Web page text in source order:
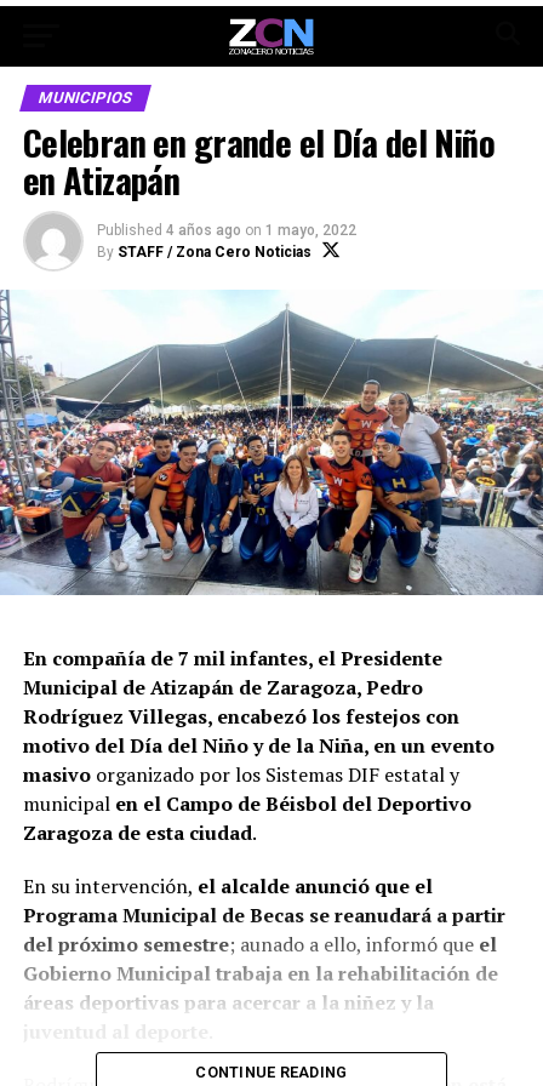
MUNICIPIOS
Celebran en grande el Día del Niño
en Atizapán
Published 4 años ago on 1 mayo, 2022
By STAFF / Zona Cero Noticias
En compañía de 7 mil infantes, el Presidente
Municipal de Atizapán de Zaragoza, Pedro
Rodríguez Villegas, encabezó los festejos con
motivo del Día del Niño y de la Niña, en un evento
masivoorganizado por los Sistemas DIF estatal y
municipalen el Campo de Béisbol del Deportivo
Zaragoza de esta ciudad.
En su intervención, el alcalde anunció que el
Programa Municipal de Becas se reanudará a partir
del próximo semestre; aunado a ello, informó que el
Gobierno Municipal trabaja en la rehabilitación de
áreas deportivas para acercar a la niñez y la
CONTINUE READING